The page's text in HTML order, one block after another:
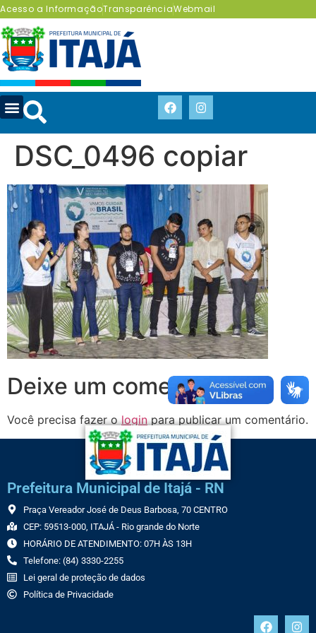
Acesso a InformaçãoTransparênciaWebmail
DSC_0496 copiar
Deixe um comentário
Você precisa fazer ologinpara publicar um comentário.
Prefeitura Municipal de Itajá - RN
Praça Vereador José de Deus Barbosa, 70 CENTRO
CEP: 59513-000, ITAJÁ - Rio grande do Norte
HORÁRIO DE ATENDIMENTO: 07H ÀS 13H
Telefone: (84) 3330-2255
Lei geral de proteção de dados
Política de Privacidade